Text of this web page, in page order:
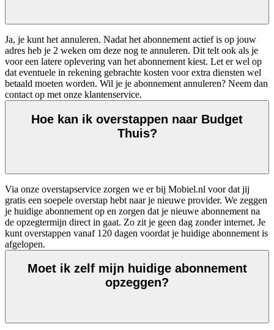
Ja, je kunt het annuleren. Nadat het abonnement actief is op jouw
adres heb je 2 weken om deze nog te annuleren. Dit telt ook als je
voor een latere oplevering van het abonnement kiest. Let er wel op
dat eventuele in rekening gebrachte kosten voor extra diensten wel
betaald moeten worden. Wil je je abonnement annuleren? Neem dan
contact op met onze klantenservice.
Hoe kan ik overstappen naar Budget
Thuis?
Via onze overstapservice zorgen we er bij Mobiel.nl voor dat jij
gratis een soepele overstap hebt naar je nieuwe provider. We zeggen
je huidige abonnement op en zorgen dat je nieuwe abonnement na
de opzegtermijn direct in gaat. Zo zit je geen dag zonder internet. Je
kunt overstappen vanaf 120 dagen voordat je huidige abonnement is
afgelopen.
Moet ik zelf mijn huidige abonnement
opzeggen?